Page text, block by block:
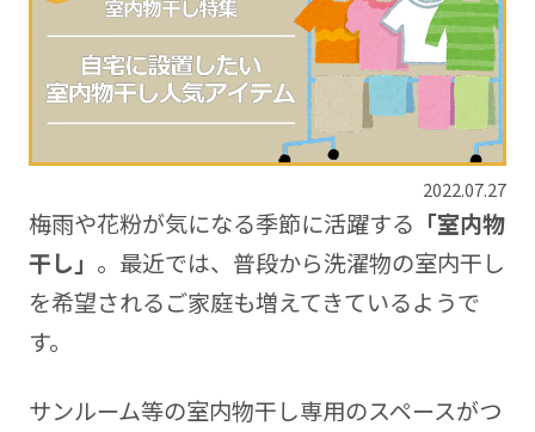
2022.07.27
梅雨や花粉が気になる季節に活躍する 「室内物
干し」 。最近では、普段から洗濯物の室内干し
を希望されるご家庭も増えてきているようで
す。
サンルーム等の室内物干し専用のスペースがつ